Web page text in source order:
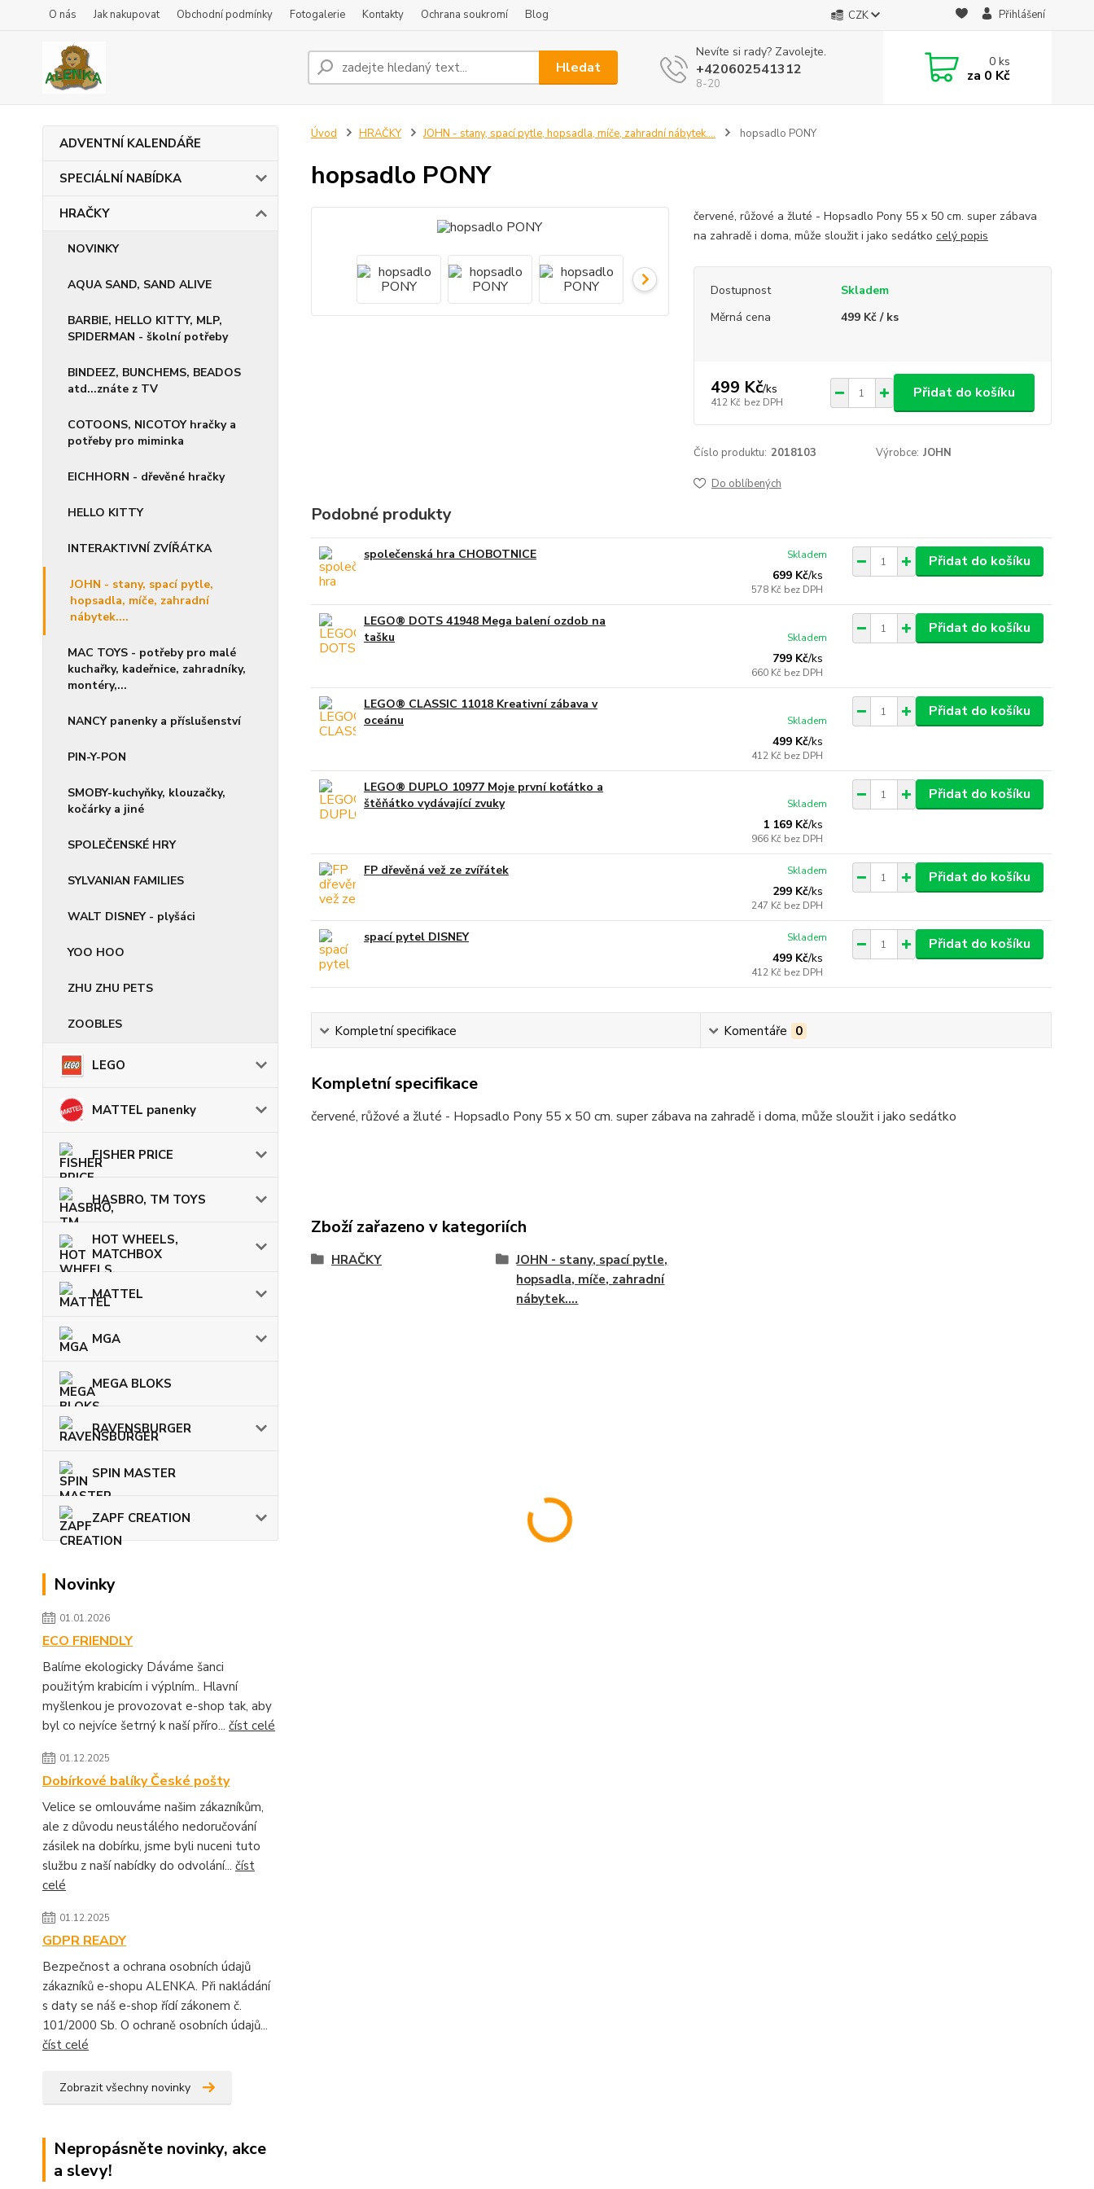
O nás Jak nakupovat Obchodní podmínky Fotogalerie Kontakty Ochrana soukromí Blog CZK Přihlášení
Hledat
Nevíte si rady? Zavolejte.
+420602541312
8-20
0ks
za 0 Kč
ADVENTNÍ KALENDÁŘE
SPECIÁLNÍ NABÍDKA
HRAČKY
NOVINKY
AQUA SAND, SAND ALIVE
BARBIE, HELLO KITTY, MLP,
SPIDERMAN - školní potřeby
BINDEEZ, BUNCHEMS, BEADOS
atd...znáte z TV
COTOONS, NICOTOY hračky a
potřeby pro miminka
EICHHORN - dřevěné hračky
HELLO KITTY
INTERAKTIVNÍ ZVÍŘÁTKA
JOHN - stany, spací pytle,
hopsadla, míče, zahradní
nábytek....
MAC TOYS - potřeby pro malé
kuchařky, kadeřnice, zahradníky,
montéry,...
NANCY panenky a příslušenství
PIN-Y-PON
SMOBY-kuchyňky, klouzačky,
kočárky a jiné
SPOLEČENSKÉ HRY
SYLVANIAN FAMILIES
WALT DISNEY - plyšáci
YOO HOO
ZHU ZHU PETS
ZOOBLES
LEGO
MATTEL panenky
FISHER PRICE
HASBRO, TM TOYS
HOT WHEELS,
MATCHBOX
MATTEL
MGA
MEGA BLOKS
RAVENSBURGER
SPIN MASTER
ZAPF CREATION
Novinky
01.01.2026
ECO FRIENDLY
Balíme ekologicky Dáváme šanci
použitým krabicím i výplním.. Hlavní
myšlenkou je provozovat e-shop tak, aby
byl co nejvíce šetrný k naší příro... číst celé
01.12.2025
Dobírkové balíky České pošty
Velice se omlouváme našim zákazníkům,
ale z důvodu neustálého nedoručování
zásilek na dobírku, jsme byli nuceni tuto
službu z naší nabídky do odvolání... číst
celé
01.12.2025
GDPR READY
Bezpečnost a ochrana osobních údajů
zákazníků e-shopu ALENKA. Při nakládání
s daty se náš e-shop řídí zákonem č.
101/2000 Sb. O ochraně osobních údajů...
číst celé
Zobrazit všechny novinky
Nepropásněte novinky, akce
a slevy!
Úvod HRAČKY JOHN - stany, spací pytle, hopsadla, míče, zahradní nábytek.... hopsadlo PONY
hopsadlo PONY
červené, růžové a žluté - Hopsadlo Pony 55 x 50 cm. super zábava
na zahradě i doma, může sloužit i jako sedátko celý popis
Dostupnost
Skladem
Měrná cena
499 Kč / ks
499 Kč/ks
412 Kč bez DPH
Přidat do košíku
Číslo produktu: 2018103 Výrobce: JOHN
Do oblíbených
Podobné produkty
společenská hra CHOBOTNICE
699 Kč/ks
578 Kč bez DPH
Skladem Přidat do košíku
LEGO® DOTS 41948 Mega balení ozdob na
tašku
799 Kč/ks
660 Kč bez DPH
Skladem
Přidat do košíku
LEGO® CLASSIC 11018 Kreativní zábava v
oceánu
499 Kč/ks
412 Kč bez DPH
Skladem
Přidat do košíku
LEGO® DUPLO 10977 Moje první koťátko a
štěňátko vydávající zvuky
1 169 Kč/ks
966 Kč bez DPH
Skladem
Přidat do košíku
FP dřevěná vež ze zvířátek
299 Kč/ks
247 Kč bez DPH
Skladem Přidat do košíku
spací pytel DISNEY
499 Kč/ks
412 Kč bez DPH
Skladem Přidat do košíku
Kompletní specifikace Komentáře 0
Kompletní specifikace
červené, růžové a žluté - Hopsadlo Pony 55 x 50 cm. super zábava na zahradě i doma, může sloužit i jako sedátko
Zboží zařazeno v kategoriích
HRAČKY
JOHN - stany, spací pytle,
hopsadla, míče, zahradní
nábytek....